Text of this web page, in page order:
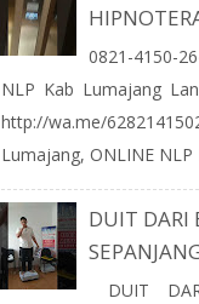
0821-4150-
NLP Kab Lumajang
http://wa.me/
Lumajang, ONLINE NLP
DUIT DARI
DUIT